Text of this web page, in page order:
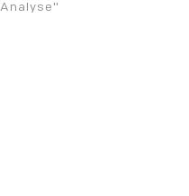
fra Investors